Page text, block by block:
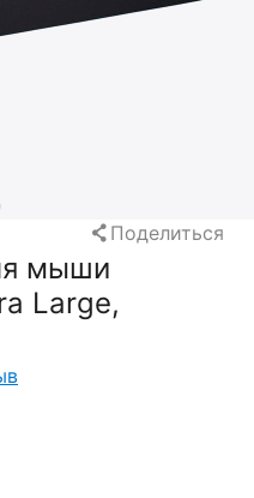
Поделиться
мыши
Large,